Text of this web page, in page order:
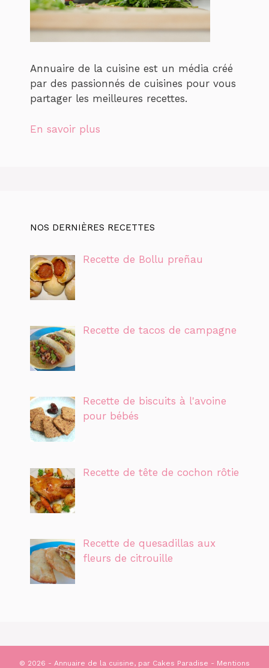
Annuaire de la cuisine est un média créé
par des passionnés de cuisines pour vous
partager les meilleures recettes.
En savoir plus
NOS DERNIÈRES RECETTES
Recette de Bollu preñau
Recette de tacos de campagne
Recette de biscuits à l'avoine
pour bébés
Recette de tête de cochon rôtie
Recette de quesadillas aux
fleurs de citrouille
© 2026 - Annuaire de la cuisine, par Cakes Paradise - Mentions